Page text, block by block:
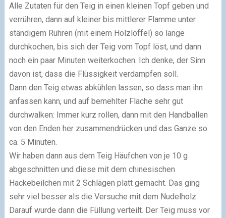
Alle Zutaten für den Teig in einen kleinen Topf geben und
verrühren, dann auf kleiner bis mittlerer Flamme unter
ständigem Rühren (mit einem Holzlöffel) so lange
durchkochen, bis sich der Teig vom Topf löst, und dann
noch ein paar Minuten weiterkochen. Ich denke, der Sinn
davon ist, dass die Flüssigkeit verdampfen soll.
Dann den Teig etwas abkühlen lassen, so dass man ihn
anfassen kann, und auf bemehlter Fläche sehr gut
durchwalken: Immer kurz rollen, dann mit den Handballen
von den Enden her zusammendrücken und das Ganze so
ca. 5 Minuten.
Wir haben dann aus dem Teig Häufchen von je 10 g
abgeschnitten und diese mit dem chinesischen
Hackebeilchen mit 2 Schlägen platt gemacht. Das ging
sehr viel besser als die Versuche mit dem Nudelholz.
Darauf wurde dann die Füllung verteilt. Der Teig muss vor